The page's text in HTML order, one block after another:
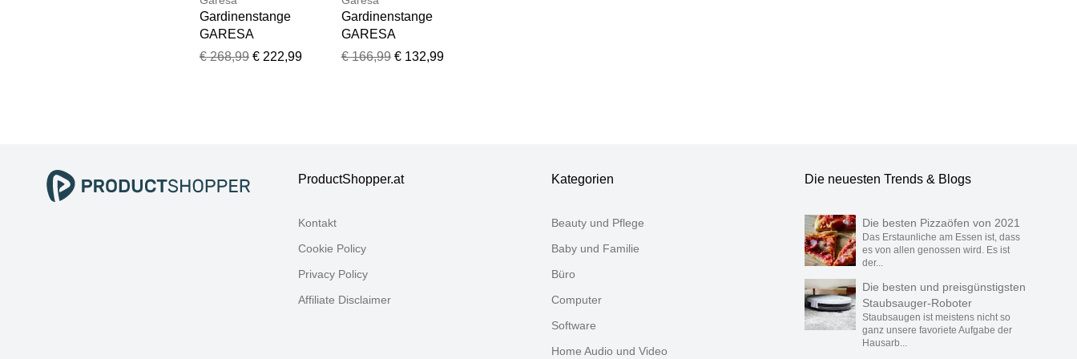
Gardinenstange
GARESA
"ANDREA", grau
Endknopf Profil
€ 268,99 € 222,99
Gardinenstange
GARESA
"ANDREA", grau
verlängerbar,
€ 166,99 € 132,99
ProductShopper.at
Kontakt
Cookie Policy
Privacy Policy
Affiliate Disclaimer
Kategorien
Beauty und Pflege
Baby und Familie
Büro
Computer
Software
Home Audio und Video
Die neuesten Trends & Blogs
Die besten Pizzaöfen von 2021
Das Erstaunliche am Essen ist, dass
es von allen genossen wird. Es ist
der...
Die besten und preisgünstigsten
Staubsauger-Roboter
Staubsaugen ist meistens nicht so
ganz unsere favoriete Aufgabe der
Hausarb...